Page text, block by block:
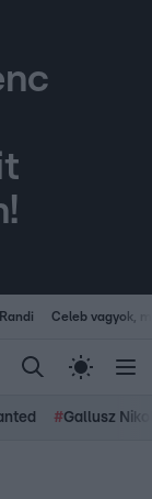
Randi Celeb vagyok,
#Gallusz